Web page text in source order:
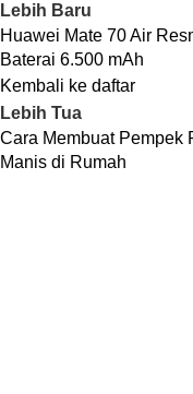
Lebih Baru
Huawei Mate 70 Air
Baterai 6.500 mAh
Kembali ke daftar
Lebih Tua
Cara Membuat Pempek
Manis di Rumah